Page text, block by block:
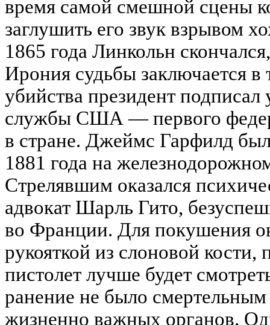
время самой смешной сцены
заглушить его звук взрывом
1865 года Линкольн
Ирония судьбы заключается
убийства президент подписал
службы США — первого
в стране. Джеймс Гарфилд
1881 года на
Стрелявшим оказался
адвокат Шарль Гито,
во Франции. Для покушения
рукояткой из слоновой кости,
пистолет лучше будет
ранение не было
жизненно важных органов.